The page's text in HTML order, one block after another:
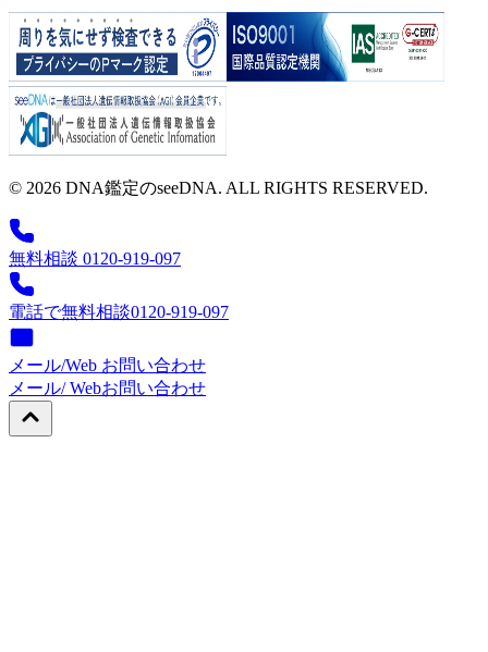
© 2026 DNA鑑定のseeDNA. ALL RIGHTS RESERVED.
無料相談 0120-919-097
電話で無料相談0120-919-097
メール/Web お問い合わせ
メール/ Webお問い合わせ